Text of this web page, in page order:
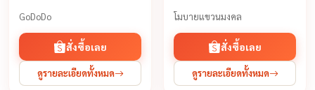
GoDoDo
สั่งซื้อเลย
ดูรายละเอียดทั้งหมด
โมบายแขวนมงคล
สั่งซื้อเลย
ดูรายละเอียดทั้งหมด